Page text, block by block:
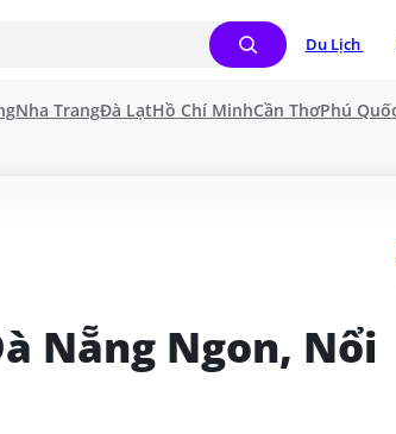
Du Lịch
Nha TrangĐà LạtHồ Chí MinhCần ThơPhú
Nẵng Ngon, Nổi